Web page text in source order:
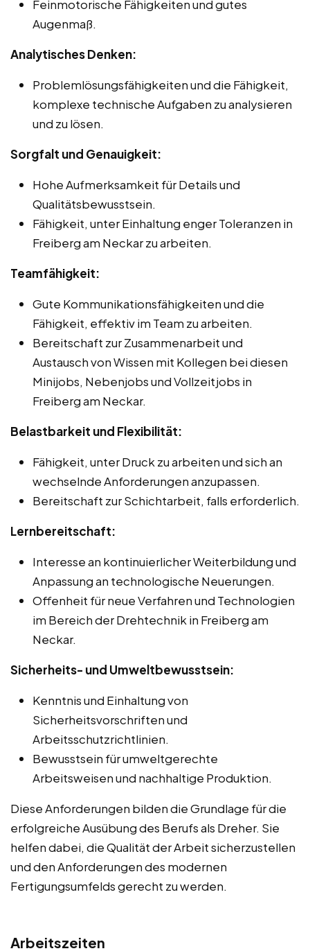
Feinmotorische Fähigkeiten und gutes
Augenmaß.
Analytisches Denken:
Problemlösungsfähigkeiten und die Fähigkeit,
komplexe technische Aufgaben zu analysieren
und zu lösen.
Sorgfalt und Genauigkeit:
Hohe Aufmerksamkeit für Details und
Qualitätsbewusstsein.
Fähigkeit, unter Einhaltung enger Toleranzen in
Freiberg am Neckar zu arbeiten.
Teamfähigkeit:
Gute Kommunikationsfähigkeiten und die
Fähigkeit, effektiv im Team zu arbeiten.
Bereitschaft zur Zusammenarbeit und
Austausch von Wissen mit Kollegen bei diesen
Minijobs, Nebenjobs und Vollzeitjobs in
Freiberg am Neckar.
Belastbarkeit und Flexibilität:
Fähigkeit, unter Druck zu arbeiten und sich an
wechselnde Anforderungen anzupassen.
Bereitschaft zur Schichtarbeit, falls erforderlich.
Lernbereitschaft:
Interesse an kontinuierlicher Weiterbildung und
Anpassung an technologische Neuerungen.
Offenheit für neue Verfahren und Technologien
im Bereich der Drehtechnik in Freiberg am
Neckar.
Sicherheits- und Umweltbewusstsein:
Kenntnis und Einhaltung von
Sicherheitsvorschriften und
Arbeitsschutzrichtlinien.
Bewusstsein für umweltgerechte
Arbeitsweisen und nachhaltige Produktion.
Diese Anforderungen bilden die Grundlage für die
erfolgreiche Ausübung des Berufs als Dreher. Sie
helfen dabei, die Qualität der Arbeit sicherzustellen
und den Anforderungen des modernen
Fertigungsumfelds gerecht zu werden.
Arbeitszeiten